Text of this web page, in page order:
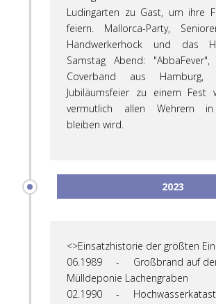
Ludingarten zu Gast, um ihre
feiern. Mallorca-Party,
Handwerkerhock und das
Samstag Abend:
Coverband aus
Jubiläumsfeier zu einem Fest
vermutlich allen Wehrern in
bleiben wird.
2023
<>Einsatzhistorie der größten
06.1989 - Großbrand auf
Mülldeponie Lachengraben
02.1990 -